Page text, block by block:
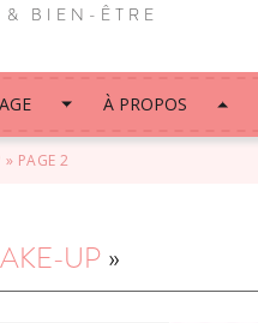
BIEN-ÊTRE
À PROPOS
» PAGE 2
UP »